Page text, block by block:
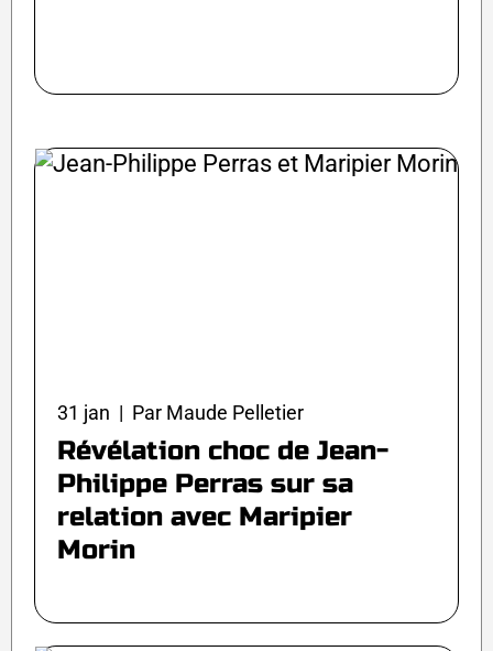
31 jan | Par Maude Pelletier
Révélation choc de Jean-
Philippe Perras sur sa
relation avec Maripier
Morin